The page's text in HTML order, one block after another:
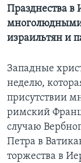
Празднества в
израильтян и
Западные
неделю,
присутствии
римский
случаю
Петра в
торжества в